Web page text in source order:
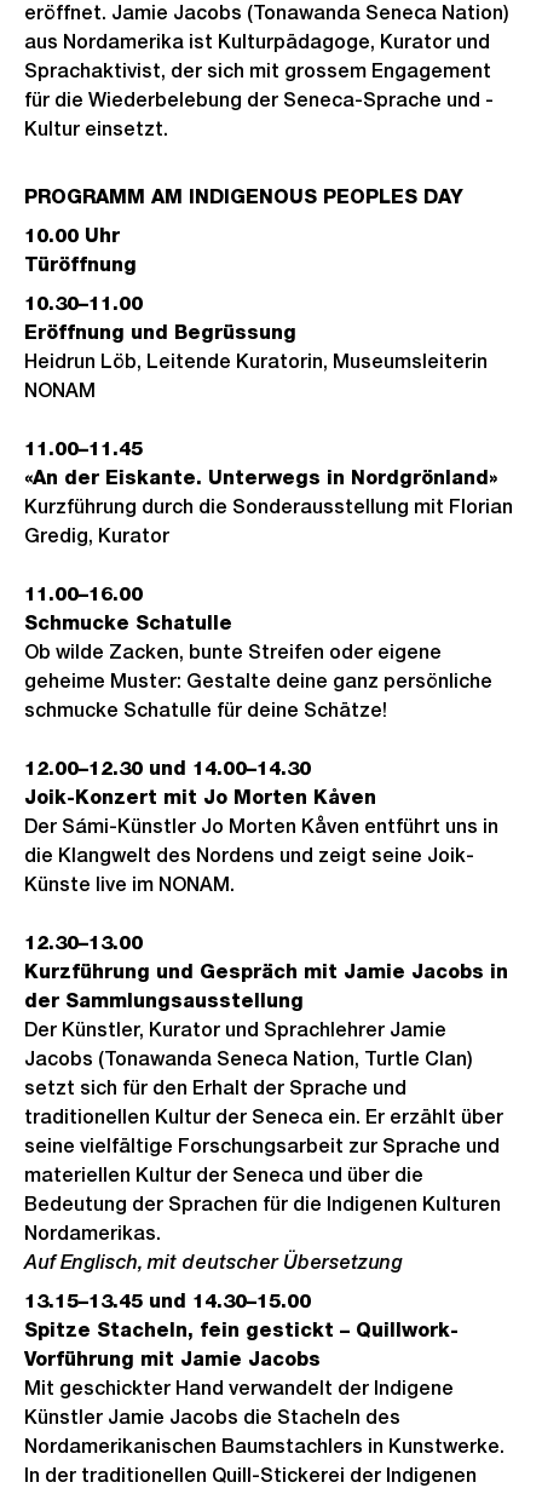
eröffnet. Jamie Jacobs (Tonawanda Seneca Nation)
aus Nordamerika ist Kulturpädagoge, Kurator und
Sprachaktivist, der sich mit grossem Engagement
für die Wiederbelebung der Seneca-Sprache und -
Kultur einsetzt.
PROGRAMM AM INDIGENOUS PEOPLES DAY
10.00 Uhr
Türöffnung
10.30–11.00
Eröffnung und Begrüssung
Heidrun Löb, Leitende Kuratorin, Museumsleiterin
NONAM
11.00–11.45
«An der Eiskante. Unterwegs in Nordgrönland»
Kurzführung durch die Sonderausstellung mit Florian
Gredig, Kurator
11.00–16.00
Schmucke Schatulle
Ob wilde Zacken, bunte Streifen oder eigene
geheime Muster: Gestalte deine ganz persönliche
schmucke Schatulle für deine Schätze!
12.00–12.30 und 14.00–14.30
Joik-Konzert mit Jo Morten Kåven
Der Sámi-Künstler Jo Morten Kåven entführt uns in
die Klangwelt des Nordens und zeigt seine Joik-
Künste live im NONAM.
12.30–13.00
Kurzführung und Gespräch mit Jamie Jacobs in
der Sammlungsausstellung
Der Künstler, Kurator und Sprachlehrer Jamie
Jacobs (Tonawanda Seneca Nation, Turtle Clan)
setzt sich für den Erhalt der Sprache und
traditionellen Kultur der Seneca ein. Er erzählt über
seine vielfältige Forschungsarbeit zur Sprache und
materiellen Kultur der Seneca und über die
Bedeutung der Sprachen für die Indigenen Kulturen
Nordamerikas.
Auf Englisch, mit deutscher Übersetzung
13.15–13.45 und 14.30–15.00
Spitze Stacheln, fein gestickt – Quillwork-
Vorführung mit Jamie Jacobs
Mit geschickter Hand verwandelt der Indigene
Künstler Jamie Jacobs die Stacheln des
Nordamerikanischen Baumstachlers in Kunstwerke.
In der traditionellen Quill-Stickerei der Indigenen